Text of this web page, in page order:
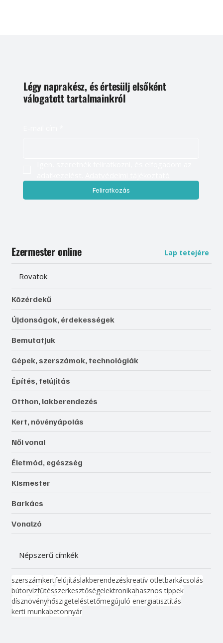
Légy naprakész, és értesülj elsőként
válogatott tartalmainkról
Feliratkozás
Ezermester online Lap tetejére
Rovatok
Közérdekű
Újdonságok, érdekességek
Bemutatjuk
Gépek, szerszámok, technológiák
Építés, felújítás
Otthon, lakberendezés
Kert, növényápolás
Női vonal
Életmód, egészség
Kismester
Barkács
Vonalzó
Népszerű címkék
szerszámkertfelújításlakberendezéskreatív ötletbarkácsolás
bútorvízfűtésszerkesztőségelektronikahasznos tippek
dísznövényhőszigeteléstetőmegújuló energiatisztítás
kerti munkabetonnyár